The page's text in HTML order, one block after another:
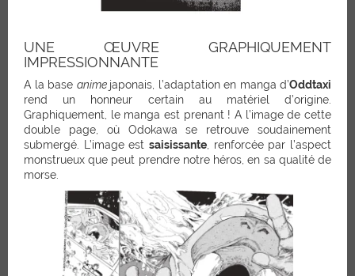
UNE ŒUVRE GRAPHIQUEMENT
IMPRESSIONNANTE
A la base anime japonais, l’adaptation en manga d’Oddtaxi
rend un honneur certain au matériel d’origine.
Graphiquement, le manga est prenant ! A l’image de cette
double page, où Odokawa se retrouve soudainement
submergé. L’image est saisissante , renforcée par l’aspect
monstrueux que peut prendre notre héros, en sa qualité de
morse.